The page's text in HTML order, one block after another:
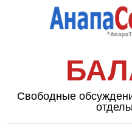
Свободные